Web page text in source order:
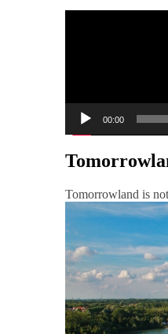
00:00
Tomorrowland is